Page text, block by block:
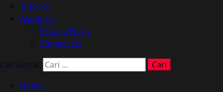
Tutorial
About Us
Privacy Policy
Contact Us
Cari untuk:
Home